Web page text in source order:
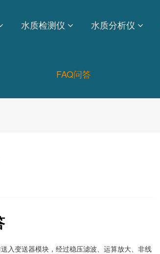
水质检测仪 水质分析仪
FAQ问答
入变送器模块，经过稳压滤波、运算放大、非线